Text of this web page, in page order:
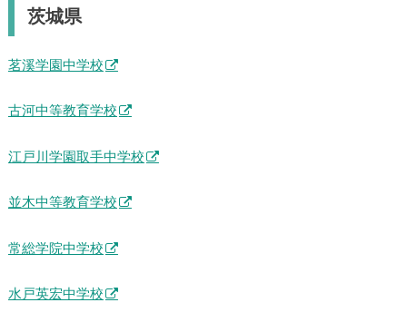
茨城県
茗溪学園中学校
古河中等教育学校
江戸川学園取手中学校
並木中等教育学校
常総学院中学校
水戸英宏中学校